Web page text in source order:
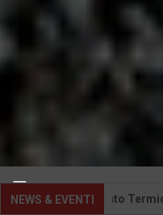
NEWS & EVENTI
Termico 3.0 4ª